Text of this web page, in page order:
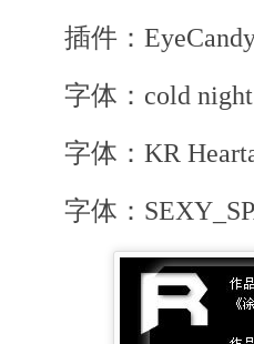
插件：
字体：cold night
字体：KR
字体：